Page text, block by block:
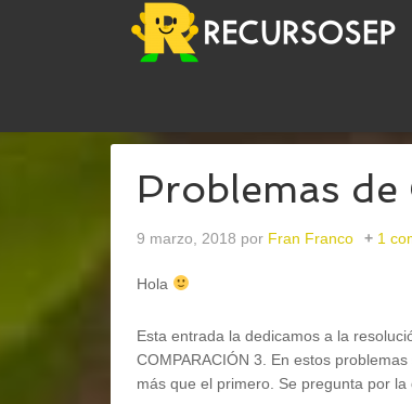
Problemas de
9 marzo, 2018 por Fran Franco 1
Hola
Esta entrada la dedicamos a la
COMPARACIÓN 3. En estos
más que el primero. Se pregunta por